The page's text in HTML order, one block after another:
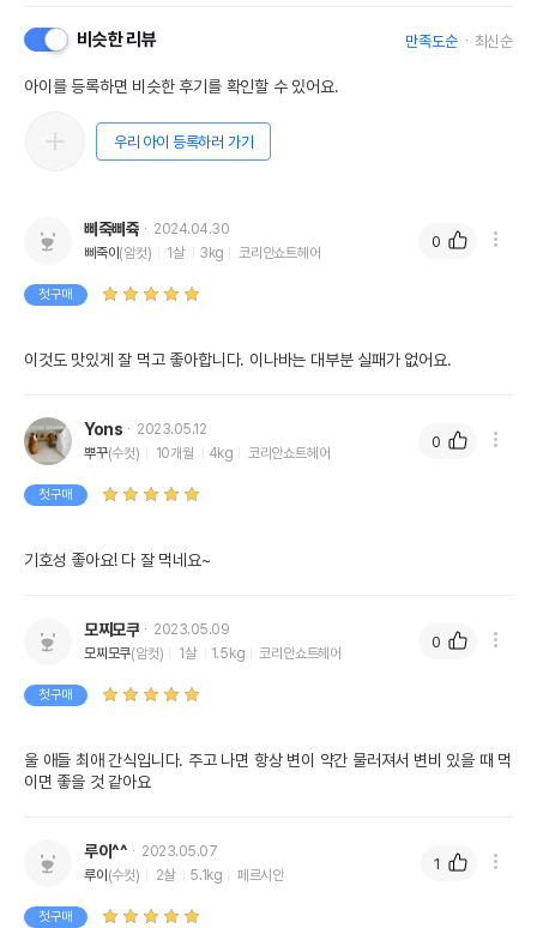
비슷한 리뷰 만족도순 최신순
아이를 등록하면 비슷한 후기를 확인할 수 있어요.
우리 아이 등록하러 가기
삐죽삐쥭
2024.04.30
삐죽이 (암컷) 1살 3kg 코리안쇼트헤어
첫구매
이것도 맛있게 잘 먹고 좋아합니다. 이나바는 대부분 실패가 없어요.
0
Yons
2023.05.12
뿌꾸(수컷) 10개월 4kg 코리안쇼트헤어
첫구매
기호성 좋아요! 다 잘 먹네요~
0
모찌모쿠
2023.05.09
모찌모쿠(암컷) 1살 1.5kg 코리안쇼트헤어
첫구매
울 애들 최애 간식입니다. 주고 나면 항상 변이 약간 물러져서 변비 있을 때 먹
이면 좋을 것 같아요
0
루이^^
2023.05.07
루이 (수컷) 2살 5.1kg 페르시안
첫구매
1